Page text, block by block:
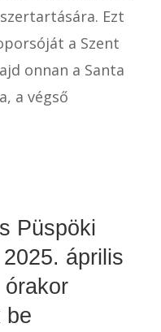
Ezt
a Szent
onnan a Santa
a végső
Püspöki
április
be